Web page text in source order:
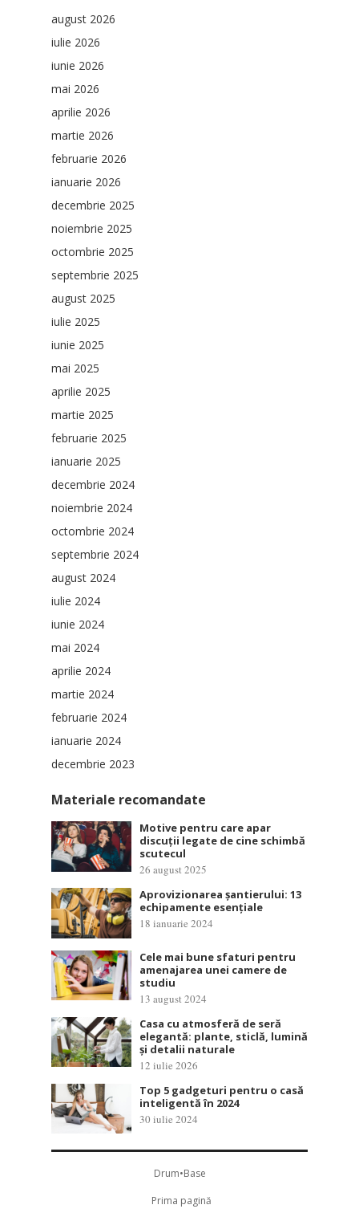
august 2026
iulie 2026
iunie 2026
mai 2026
aprilie 2026
martie 2026
februarie 2026
ianuarie 2026
decembrie 2025
noiembrie 2025
octombrie 2025
septembrie 2025
august 2025
iulie 2025
iunie 2025
mai 2025
aprilie 2025
martie 2025
februarie 2025
ianuarie 2025
decembrie 2024
noiembrie 2024
octombrie 2024
septembrie 2024
august 2024
iulie 2024
iunie 2024
mai 2024
aprilie 2024
martie 2024
februarie 2024
ianuarie 2024
decembrie 2023
Materiale recomandate
Motive pentru care apar
discuții legate de cine schimbă
scutecul
26 august 2025
Aprovizionarea șantierului: 13
echipamente esențiale
18 ianuarie 2024
Cele mai bune sfaturi pentru
amenajarea unei camere de
studiu
13 august 2024
Casa cu atmosferă de seră
elegantă: plante, sticlă, lumină
și detalii naturale
12 iulie 2026
Top 5 gadgeturi pentru o casă
inteligentă în 2024
30 iulie 2024
Drum•Base
Prima pagină